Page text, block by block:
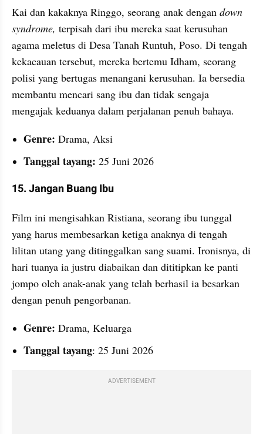
Kai dan kakaknya Ringgo, seorang anak dengan down
syndrome, terpisah dari ibu mereka saat kerusuhan
agama meletus di Desa Tanah Runtuh, Poso. Di tengah
kekacauan tersebut, mereka bertemu Idham, seorang
polisi yang bertugas menangani kerusuhan. Ia bersedia
membantu mencari sang ibu dan tidak sengaja
mengajak keduanya dalam perjalanan penuh bahaya.
Genre: Drama, Aksi
Tanggal tayang: 25 Juni 2026
15. Jangan Buang Ibu
Film ini mengisahkan Ristiana, seorang ibu tunggal
yang harus membesarkan ketiga anaknya di tengah
lilitan utang yang ditinggalkan sang suami. Ironisnya, di
hari tuanya ia justru diabaikan dan dititipkan ke panti
jompo oleh anak-anak yang telah berhasil ia besarkan
dengan penuh pengorbanan.
Genre: Drama, Keluarga
Tanggal tayang: 25 Juni 2026
ADVERTISEMENT